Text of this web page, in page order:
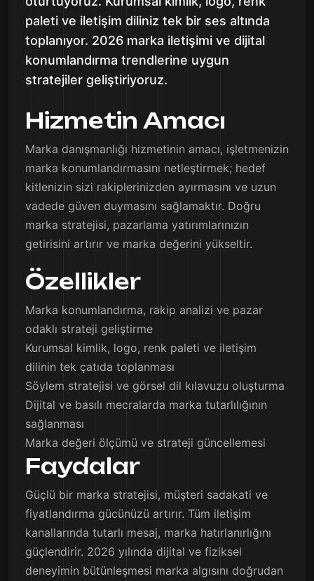
paleti ve iletişim diliniz tek bir ses altında
toplanıyor. 2026 marka iletişimi ve dijital
konumlandırma trendlerine uygun
stratejiler geliştiriyoruz.
Hizmetin Amacı
Marka danışmanlığı hizmetinin amacı, işletmenizin
marka konumlandırmasını netleştirmek; hedef
kitlenizin sizi rakiplerinizden ayırmasını ve uzun
vadede güven duymasını sağlamaktır. Doğru
marka stratejisi, pazarlama yatırımlarınızın
getirisini artırır ve marka değerini yükseltir.
Özellikler
Marka konumlandırma, rakip analizi ve pazar
odaklı strateji geliştirme
Kurumsal kimlik, logo, renk paleti ve iletişim
dilinin tek çatıda toplanması
Söylem stratejisi ve görsel dil kılavuzu oluşturma
Dijital ve basılı mecralarda marka tutarlılığının
sağlanması
Marka değeri ölçümü ve strateji güncellemesi
Faydalar
Güçlü bir marka stratejisi, müşteri sadakati ve
fiyatlandırma gücünüzü artırır. Tüm iletişim
kanallarında tutarlı mesaj, marka hatırlanırlığını
güçlendirir. 2026 yılında dijital ve fiziksel
deneyimin bütünleşmesi marka algısını doğrudan